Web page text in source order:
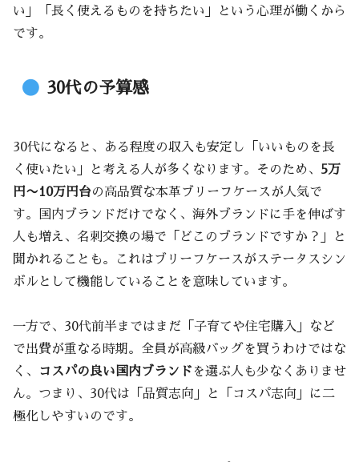
い」「長く使えるものを持ちたい」という心理が働くから
です。
30代の予算感
30代になると、ある程度の収入も安定し「いいものを長
く使いたい」と考える人が多くなります。そのため、 5万
円〜10万円台の高品質な本革ブリーフケースが人気で
す。国内ブランドだけでなく、海外ブランドに手を伸ばす
人も増え、名刺交換の場で「どこのブランドですか？」と
聞かれることも。これはブリーフケースがステータスシン
ボルとして機能していることを意味しています。
一方で、30代前半まではまだ「子育てや住宅購入」など
で出費が重なる時期。全員が高級バッグを買うわけではな
く、
コスパの良い国内ブランド を選ぶ人も少なくありませ
ん。つまり、30代は「品質志向」と「コスパ志向」に二
極化しやすいのです。